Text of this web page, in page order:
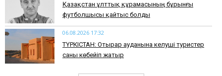
Қазақстан ұлттық құрамасының бұрынғы
футболшысы қайтыс болды
06.08.2026 17:32
ТҮРКІСТАН: Отырар ауданына келуші туристер
саны көбейіп жатыр